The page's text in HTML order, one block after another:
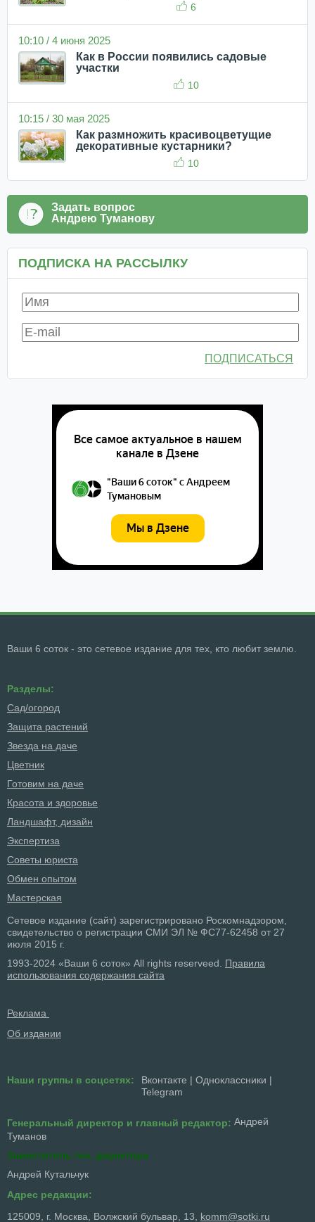
6
10:10 / 4 июня 2025
Как в России появились садовые
участки
10
10:15 / 30 мая 2025
Как размножить красивоцветущие
декоративные кустарники?
10
Задать вопрос
Андрею Туманову
ПОДПИСКА НА РАССЫЛКУ
ПОДПИСАТЬСЯ
Ваши 6 соток - это сетевое издание для тех, кто любит землю.
Разделы:
Сад/огород
Защита растений
Звезда на даче
Цветник
Готовим на даче
Красота и здоровье
Ландшафт, дизайн
Экспертиза
Советы юриста
Обмен опытом
Мастерская
Сетевое издание (сайт) зарегистрировано Роскомнадзором,
свидетельство о регистрации СМИ ЭЛ № ФС77-62458 от 27
июля 2015 г.
1993-2024 «Ваши 6 соток» All rights reserveed. Правила
использования содержания сайта
Реклама
Об издании
Наши группы в соцсетях: Вконтакте | Одноклассники |
Telegram
Генеральный директор и главный редактор: Андрей
Туманов
Заместитель ген. директора
Андрей Кутальчук
Адрес редакции:
125009, г. Москва, Волжский бульвар, 13, komm@sotki.ru